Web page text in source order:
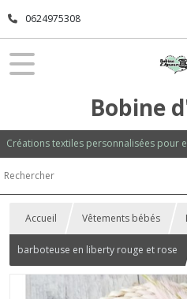
0624975308
Bobine
Créations textiles personnalisées pour
Accueil Vêtements bébés
barboteuse en liberty rouge et rose